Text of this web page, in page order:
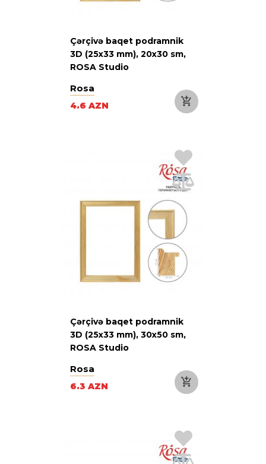
Çərçivə baqet podramnik
3D (25х33 mm), 20х30 sm,
ROSA Studio
Rosa
4.6 AZN
Çərçivə baqet podramnik
3D (25х33 mm), 30х50 sm,
ROSA Studio
Rosa
6.3 AZN